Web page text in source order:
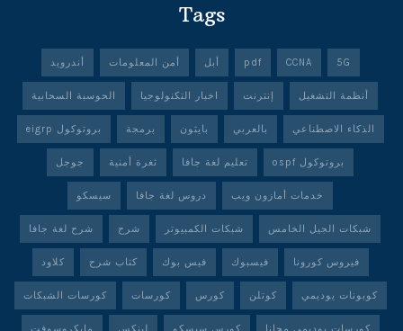
Tags
5G
CCNA
pdf أبل أمن المعلومات أندرويد
أنظمة التشغيل إنترنت اخبار التكنولوجيا الحوسبة السحابية
الذكاء الاصطناعي بالعربي بايثون برمجة بروتوكول eigrp
بروتوكول ospf تعليم لغة جافا ثغرة أمنية جوجل
خدمات أمازون ويب دروس لغة جافا سيسكو
شبكات الجيل الخامس شبكات الكمبيوتر شرح شرح لغة جافا
فيروس كورونا فيسبوك فيس بوك كتاب شرح كلاود
كوبونات يوديمي كوتلن كورس كورسات كورسات الشبكات
كورسات يوديمي مجانا كورس سيسكو لينكس مايكروسوفت